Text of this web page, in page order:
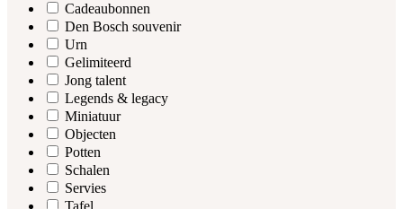
Cadeaubonnen
Den Bosch souvenir
Urn
Gelimiteerd
Jong talent
Legends & legacy
Miniatuur
Objecten
Potten
Schalen
Servies